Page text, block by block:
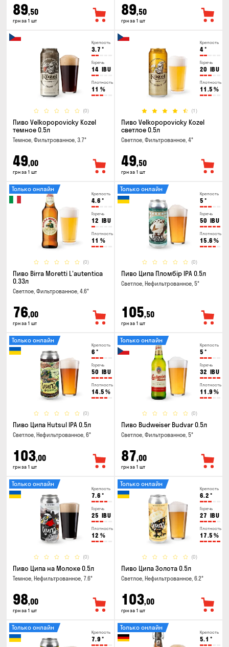
89,50
грн за 1 шт
89,50
грн за 1 шт
Крепость
3.7 °
Горечь
14 IBU
Плотность
11 %
(0)
Пиво Velkopopovicky Kozel
темное 0.5л
Темное, Фильтрованное, 3.7°
49,00
грн за 1 шт
Крепость
4°
Горечь
20 IBU
Плотность
11.5 %
(1)
Пиво Velkopopovicky Kozel
светлое 0.5л
Светлое, Фильтрованное, 4°
49,50
грн за 1 шт
Крепость
4.6 °
Горечь
12 IBU
Плотность
11 %
(0)
Только онлайн
Пиво Birra Moretti L'autentica
0.33л
Светлое, Фильтрованное, 4.6°
76,00
грн за 1 шт
Крепость
5 °
Горечь
50 IBU
Плотность
15.6 %
(0)
Только онлайн
Пиво Ципа Пломбір IPA 0.5л
Светлое, Нефильтрованное, 5°
105,50
грн за 1 шт
Крепость
6 °
Горечь
50 IBU
Плотность
14.5 %
(0)
Только онлайн
Пиво Ципа Hutsul IPA 0.5л
Светлое, Нефильтрованное, 6°
103,00
грн за 1 шт
Крепость
5 °
Горечь
32 IBU
Плотность
11.9 %
(0)
Только онлайн
Пиво Budweiser Budvar 0.5л
Светлое, Фильтрованное, 5°
87,00
грн за 1 шт
Крепость
7.6 °
Горечь
25 IBU
Плотность
12 %
(0)
Только онлайн
Пиво Ципа на Молоке 0.5л
Темное, Нефильтрованное, 7.6°
98,00
грн за 1 шт
Крепость
6.2 °
Горечь
27 IBU
Плотность
17.5 %
(0)
Только онлайн
Пиво Ципа Золота 0.5л
Светлое, Нефильтрованное, 6.2°
103,00
грн за 1 шт
Крепость
7.9 °
Только онлайн
Крепость
5.1 °
Только онлайн